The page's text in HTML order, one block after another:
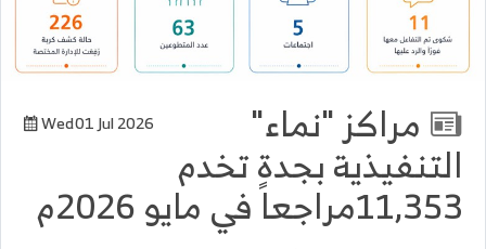
Wed01 Jul 2026 مراكز "نماء"
التنفيذية بجدة تخدم
11,353مراجعاً في مايو 2026م